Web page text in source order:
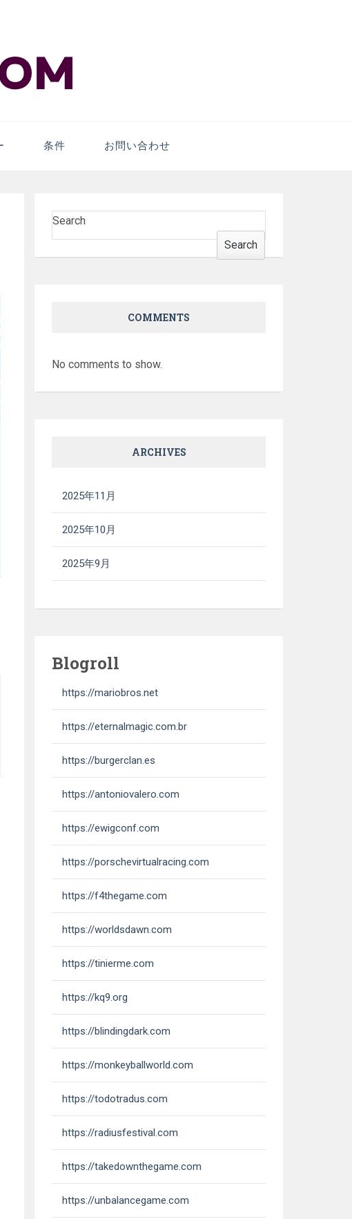
条件 お問い合わせ
Search
Search
COMMENTS
No comments to show.
ARCHIVES
2025年11月
2025年10月
2025年9月
Blogroll
https://mariobros.net
https://eternalmagic.com.br
https://burgerclan.es
https://antoniovalero.com
https://ewigconf.com
https://porschevirtualracing.com
https://f4thegame.com
https://worldsdawn.com
https://tinierme.com
https://kq9.org
https://blindingdark.com
https://monkeyballworld.com
https://todotradus.com
https://radiusfestival.com
https://takedownthegame.com
https://unbalancegame.com